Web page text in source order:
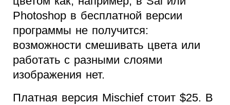
Photoshop в бесплатной версии
программы не получится:
возможности смешивать цвета или
работать с разными слоями
изображения нет.
Платная версия Mischief стоит $25. В